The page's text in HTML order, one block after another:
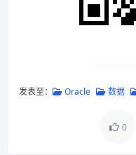
发表至： Oracle 数据
0